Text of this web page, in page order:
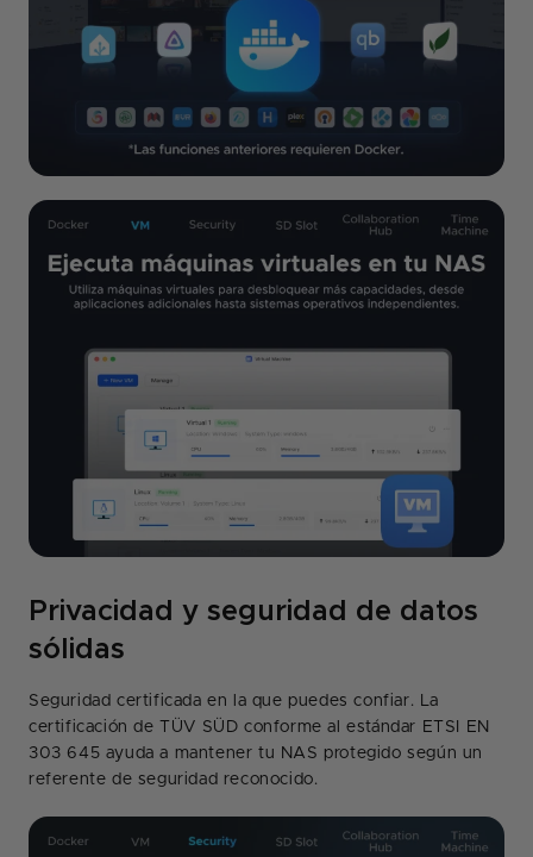
Privacidad y seguridad de datos
sólidas
Seguridad certificada en la que puedes confiar. La
certificación de TÜV SÜD conforme al estándar ETSI EN
303 645 ayuda a mantener tu NAS protegido según un
referente de seguridad reconocido.